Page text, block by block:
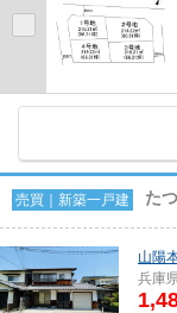
売買｜新築一戸建 た
山陽
兵庫